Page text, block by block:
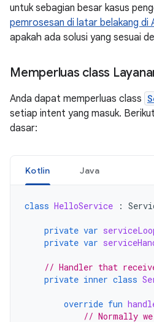
untuk sebagian besar kasus
pemrosesan di latar belakang di
apakah ada solusi yang sesuai
Memperluas class
Anda dapat memperluas class
setiap intent yang masuk.
dasar:
Kotlin Java
class HelloService :
private var
private var
// Handler that
private inner class
override fun
// Normally